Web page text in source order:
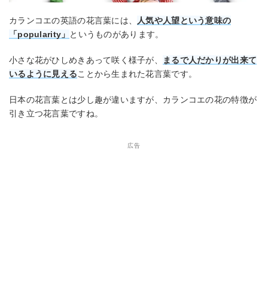
カランコエの英語の花言葉には、
人気や人望という意味の
「popularity」 というものがあります。
小さな花がひしめきあって咲く様子が、
まるで人だかりが出来て
いるように見えることから生まれた花言葉です。
日本の花言葉とは少し趣が違いますが、カランコエの花の特徴が
引き立つ花言葉ですね。
広告